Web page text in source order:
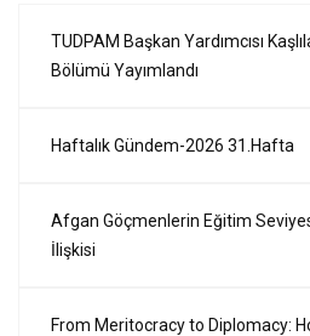
TUDPAM Başkan Yardımcısı
Bölümü Yayımlandı
Haftalık Gündem-2026 31.Hafta
Afgan Göçmenlerin Eğitim
İlişkisi
From Meritocracy to Diplomacy: